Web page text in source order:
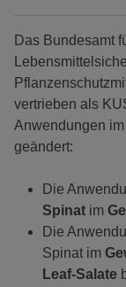
Das Bundesamt
vertrieben als
Anwendungen
geändert:
Die
Spinat im
Die
Spinat im
Leaf-Salate